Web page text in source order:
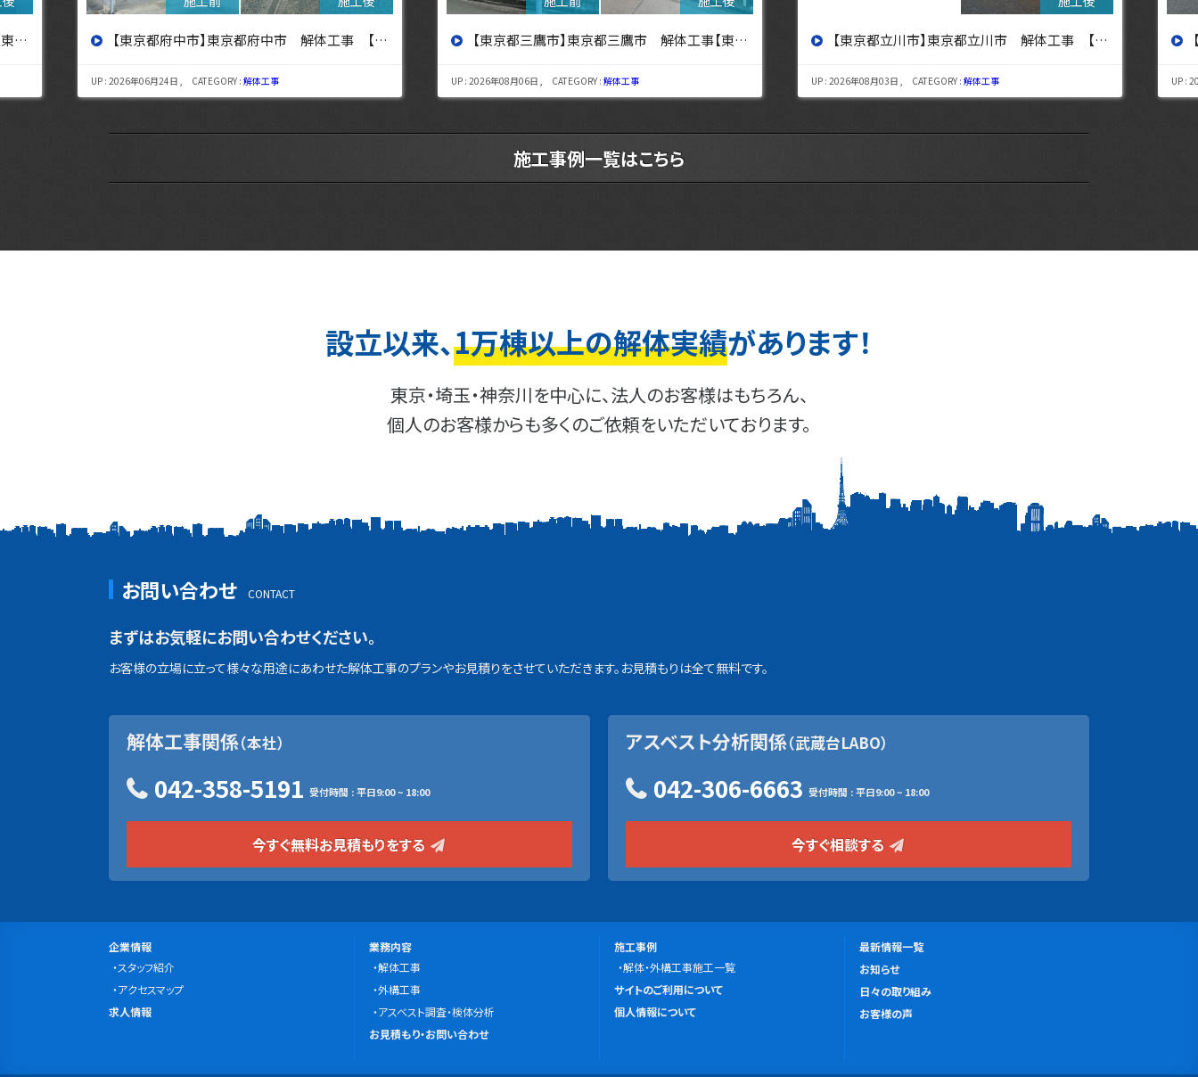
】 【東京都三鷹市】東京都三鷹市 解体工事【東京・埼玉・神奈川の解体工事なら東央建設へ】
UP : 2026年08月06日 , CATEGORY :解体工事
【東京都立川市】東京都立川市 解体工事 【東京・埼玉・神奈川の解体工事なら東央建設へ】
UP : 2026年08月03日 , CATEGORY :解体工事
【東京都杉並区】東京都杉並区 解体工事【東京・埼玉・神奈川の解体工事なら東央建設へ】
UP : 2026年07月29日 , CATEGORY :解体工事 UP :
施工事例一覧はこちら
設立以来、1万棟以上の解体実績があります！
東京・埼玉・神奈川を中心に、法人のお客様はもちろん、
個人のお客様からも多くのご依頼をいただいております。
お問い合わせ
まずはお気軽にお問い合わせください。
お客様の立場に立って様々な用途にあわせた解体工事のプランやお見積りをさせていただきます。お見積もりは全て無料です。
解体工事関係（本社）
042-358-5191 受付時間 : 平日9:00 ~ 18:00
今すぐ無料お見積もりをする
アスベスト分析関係（武蔵台LABO）
042-306-6663 受付時間 : 平日9:00 ~ 18:00
今すぐ相談する
サ
イ
ト
会
社
案
内
企業情報
スタッフ紹介
アクセスマップ
求
求人情報
事
業
内
容
業務内容
解体工事
外構工事
アスベスト調査・検体分析
無
お見積もり・お問い合わせ
施
工
事
例
施工事例
解体・外構工事施工一覧
こ
の
サイトのご利用について
個人情報について
更
新
情
報
最新情報一覧
お知らせ
日々の取り組み
お客様の声